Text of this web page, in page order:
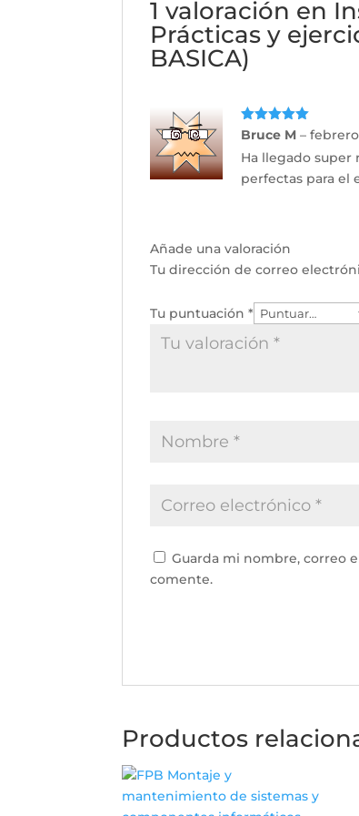
1 valoración en
Prácticas y
BASICA)
Valorado
Bruce M– febrero
Ha llegado super
perfectas para el
Añade una valoración
Tu dirección de correo
Tu puntuación*
Guarda mi nombre, correo
comente.
Productos